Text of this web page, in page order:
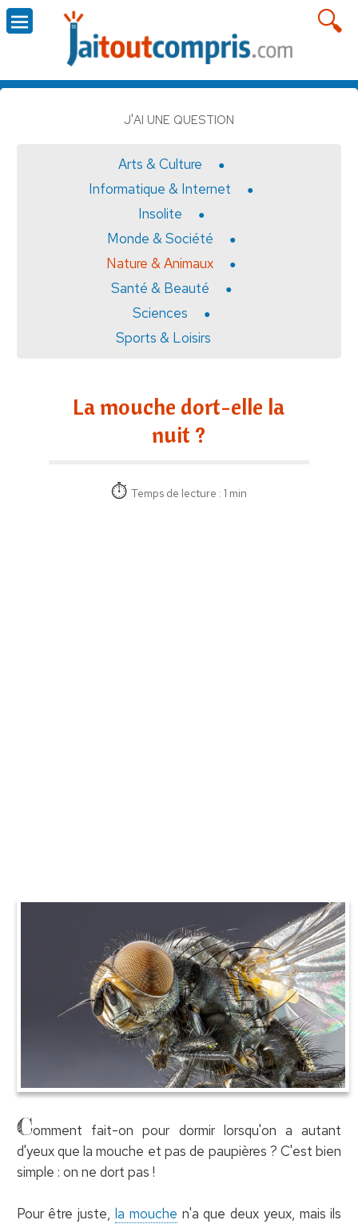
J'AI UNE QUESTION
Arts & Culture
Informatique & Internet
Insolite
Monde & Société
Nature & Animaux
Santé & Beauté
Sciences
Sports & Loisirs
La mouche dort-elle la
nuit ?
Temps de lecture : 1 min
Comment fait-on pour dormir lorsqu'on a autant
d'yeux que la mouche et pas de paupières ? C'est bien
simple : on ne dort pas !
Pour être juste, la mouche n'a que deux yeux, mais ils